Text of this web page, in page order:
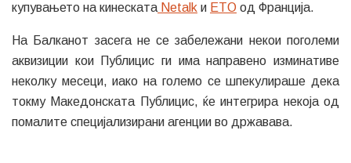
купувањето на кинеската Netalk и ETO од Франција.
На Балканот засега не се забележани некои поголеми
аквизиции кои Публицис ги има направено изминативе
неколку месеци, иако на големо се шпекулираше дека
токму Македонската Публицис, ќе интегрира некоја од
помалите специјализирани агенции во државава.